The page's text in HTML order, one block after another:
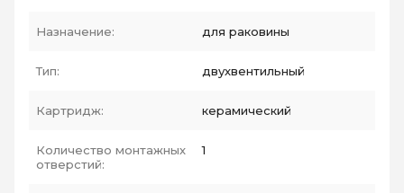
Назначение: для раковины
Тип: двухвентильный
Картридж: керамический
Количество монтажных
отверстий:
1